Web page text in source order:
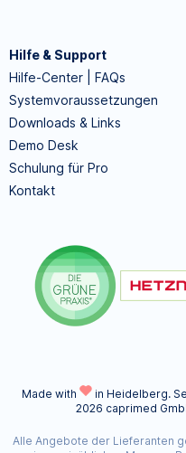
Hilfe & Support
Hilfe-Center | FAQs
Systemvoraussetzungen
Downloads & Links
Demo Desk
Schulung für Pro
Kontakt
Made with in Heidelberg.
2026 caprimed
Alle Angebote der Lieferanten